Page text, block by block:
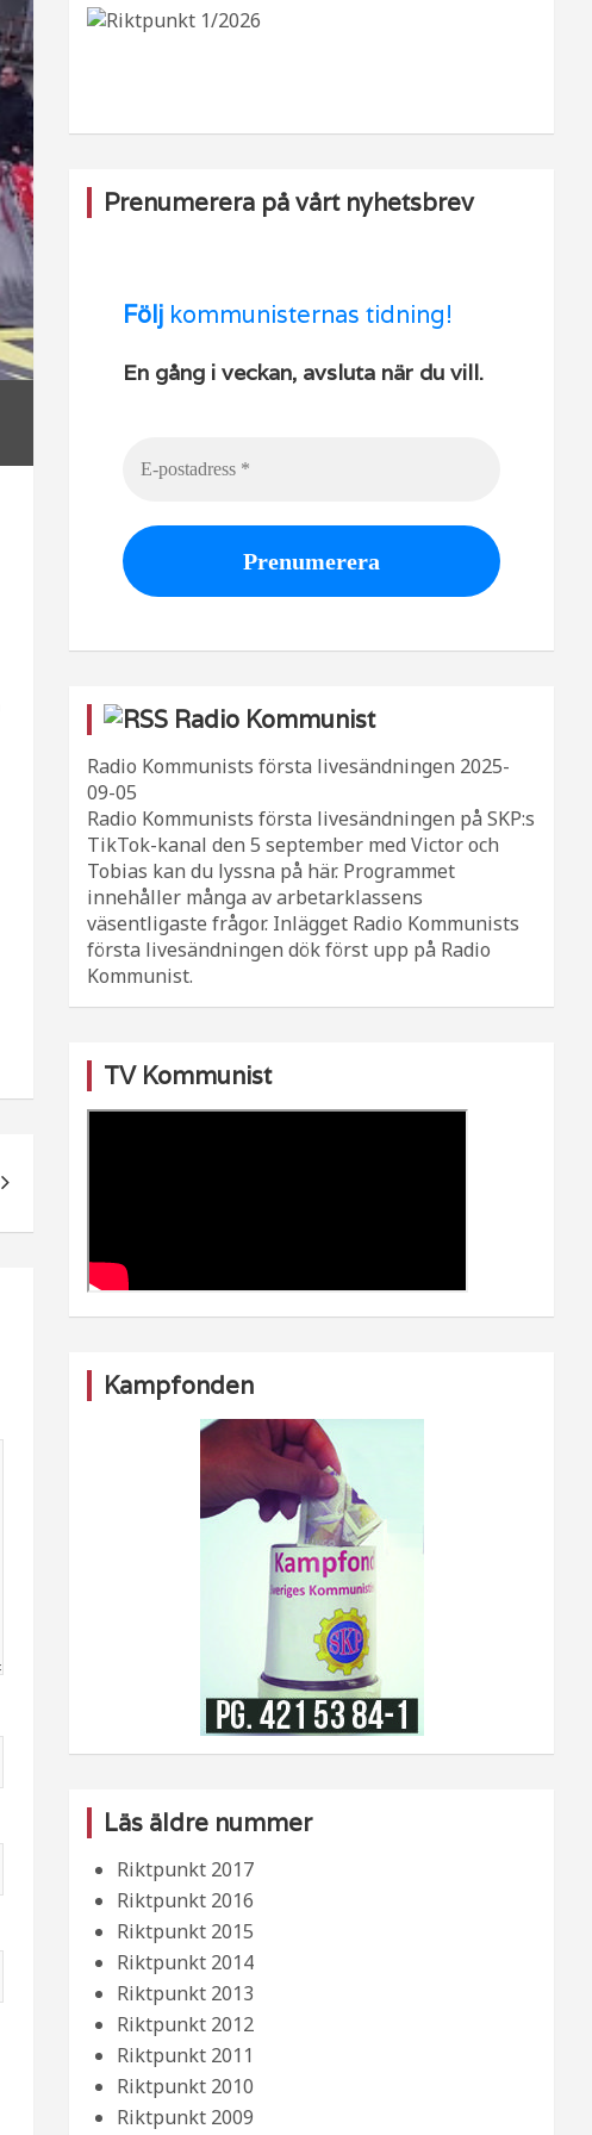
b
k
ra k
Prenumerera på vårt nyhetsbrev
Följ kommunisternas tidning!
En gång i veckan, avsluta när du vill.
Radio Kommunist
Radio Kommunists första livesändningen 2025-
09-05
Radio Kommunists första livesändningen på SKP:s
TikTok-kanal den 5 september med Victor och
Tobias kan du lyssna på här. Programmet
innehåller många av arbetarklassens
väsentligaste frågor. Inlägget Radio Kommunists
första livesändningen dök först upp på Radio
Kommunist.
TV Kommunist
Kampfonden
Läs äldre nummer
Riktpunkt 2017
Riktpunkt 2016
Riktpunkt 2015
Riktpunkt 2014
Riktpunkt 2013
Riktpunkt 2012
Riktpunkt 2011
Riktpunkt 2010
Riktpunkt 2009